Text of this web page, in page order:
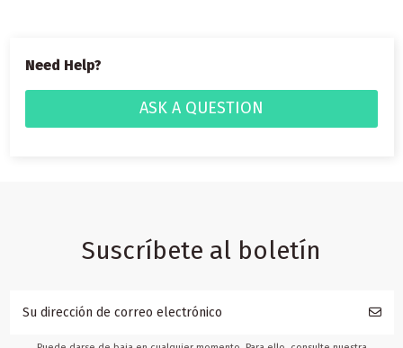
Need Help?
ASK A QUESTION
Suscríbete al boletín